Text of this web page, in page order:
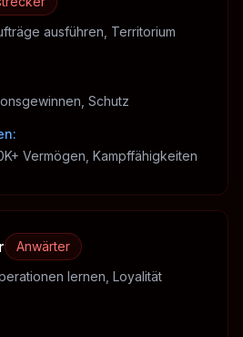
ausführen, Territorium
Schutz
:
Vermögen, Kampffähigkeiten
Anwärter
lernen, Loyalität